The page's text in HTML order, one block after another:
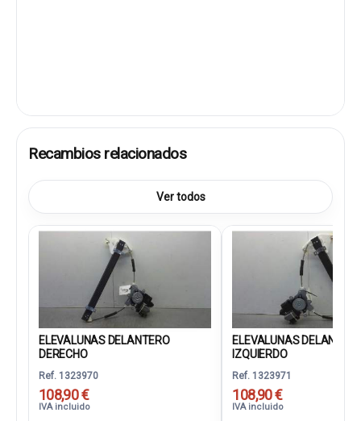
Recambios relacionados
Ver todos
ELEVALUNAS DELANTERO
DERECHO
Ref. 1323970
108,90 €
IVA incluido
ELEVALUNAS
IZQUIERDO
Ref. 1323971
108,90 €
IVA incluido